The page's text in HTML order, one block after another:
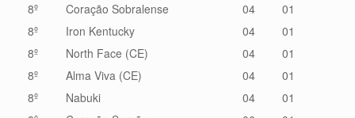
8º
Coração Sobralense 04
01
8º
Iron Kentucky 04
01
8º
North Face (CE) 04
01
8º
Alma Viva (CE) 04
01
8º
Nabuki 04
01